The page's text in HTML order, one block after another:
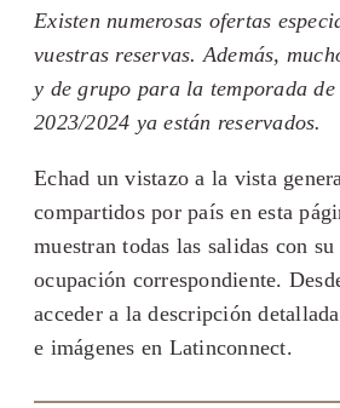
Existen numerosas ofertas
vuestras reservas. Además,
y de grupo para la temporada
2023/2024 ya están reservados.
Echad un vistazo a la vista
compartidos por país en esta
muestran todas las salidas con
ocupación correspondiente.
acceder a la descripción
e imágenes en Latinconnect.